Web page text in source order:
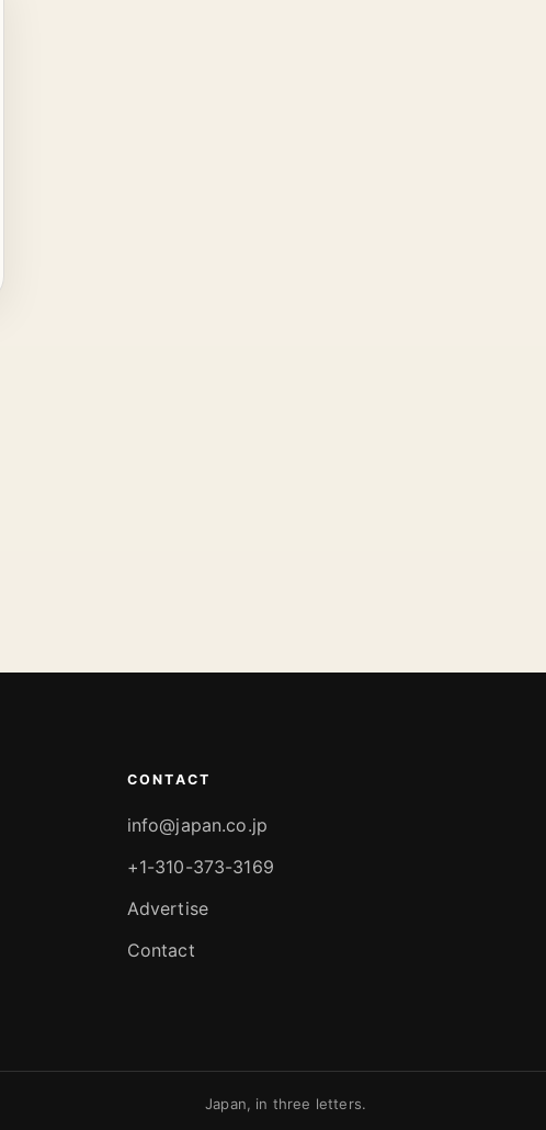
CONTACT
info@japan.co.jp
+1-310-373-3169
Advertise
Contact
Japan, in three letters.